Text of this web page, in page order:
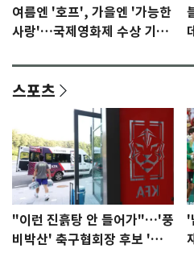
여름엔 '호프', 가을엔 '가능한
사랑'…국제영화제 수상 기대
스포츠
"이런 진흙탕 안 들어가"…'풍
비박산' 축구협회장 후보 '실
'